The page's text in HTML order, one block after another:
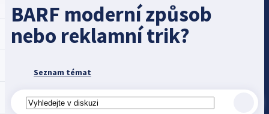
BARF moderní způsob
nebo reklamní trik?
Seznam témat